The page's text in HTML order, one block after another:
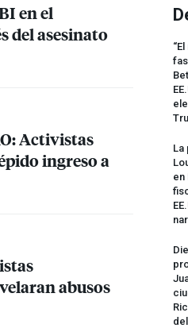
en el
del asesinato
: Activistas
ingreso a
abusos
La
en